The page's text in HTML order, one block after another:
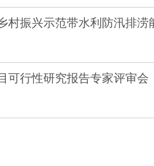
振兴示范带水利防汛排涝
可行性研究报告专家评审会